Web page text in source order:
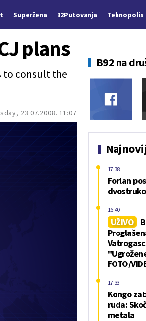
Superžena 92Putovanja Tehnopolis
plans
to consult the
23.07.2008. 11:07
B92 na
Forlan
17:38
UŽIVO
FOTO/
16:40
Kongo
ruda:
metala
17:33